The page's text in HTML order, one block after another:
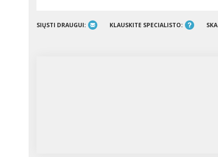
SIŲSTI DRAUGUI: KLAUSKITE SPECIALISTO: